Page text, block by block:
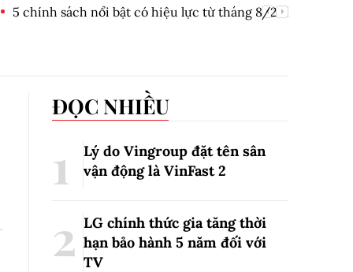
lực từ tháng 8/2026
ĐỌC NHIỀU
Lý do Vingroup đặt tên sân
vận động là VinFast2
LG chính thức gia tăng thời
hạn bảo hành 5 năm đối với
TV